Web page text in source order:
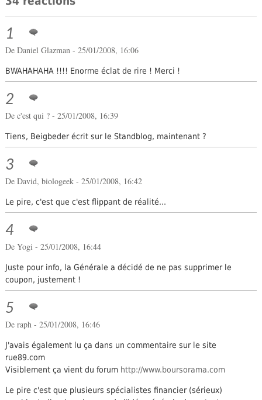
1
De Daniel Glazman - 25/01/2008, 16:06
BWAHAHAHA !!!! Enorme éclat de rire ! Merci !
2
De c'est qui ? - 25/01/2008, 16:39
Tiens, Beigbeder écrit sur le Standblog, maintenant ?
3
De David, biologeek- 25/01/2008, 16:42
Le pire, c'est que c'est flippant de réalité...
4
De Yogi - 25/01/2008, 16:44
Juste pour info, la Générale a décidé de ne pas supprimer le
coupon, justement !
5
De raph - 25/01/2008, 16:46
J'avais également lu ça dans un commentaire sur le site
rue89.com
Visiblement ça vient du forum http://www.boursorama.com
Le pire c'est que plusieurs spécialistes financier (sérieux)